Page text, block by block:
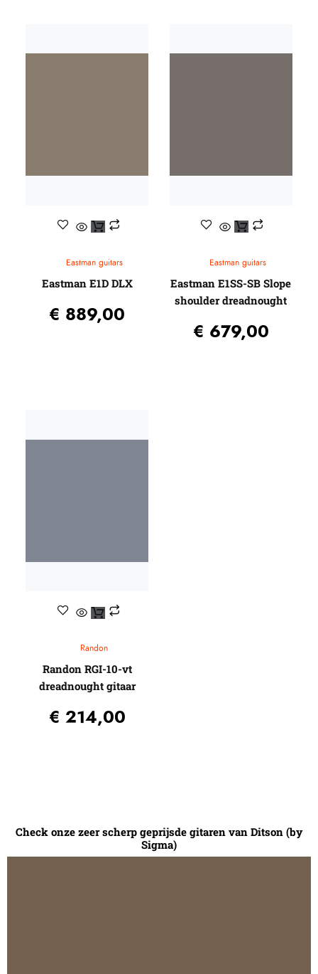
Eastman guitars
Eastman E1D DLX
€ 889,00
Eastman guitars
Eastman E1SS-SB Slope
shoulder dreadnought
€ 679,00
Randon
Randon RGI-10-vt
dreadnought gitaar
€ 214,00
Check onze zeer scherp geprijsde gitaren van Ditson (by
Sigma)